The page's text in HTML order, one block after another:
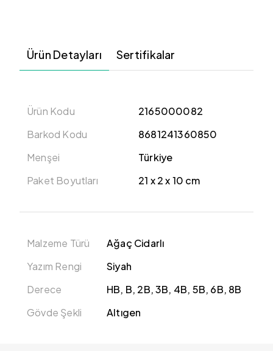
Ürün Detayları Sertifikalar
Ürün Kodu
2165000082
Barkod Kodu
8681241360850
Menşei
Türkiye
Paket Boyutları
21 x 2 x 10 cm
Malzeme Türü
Ağaç Cidarlı
Yazım Rengi
Siyah
Derece
HB, B, 2B, 3B, 4B, 5B, 6B, 8B
Gövde Şekli
Altıgen